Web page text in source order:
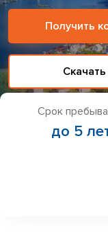
Получить
Срок
до 5